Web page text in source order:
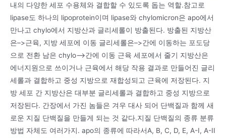
내의 다양한 세포 수용체와 결합할 수 있도록 돕는 역할.참고로
lipase도 하나의 lipoprotein이며 lipase와 chylomicron은 apo에서
만나고 chylo에서 지방산과 글리세롤이 방출된다. 방출된 지방산
은–>근육, 지방 세포에 이동 글리세롤은–>간에 이동하는 포도당
으로 전환 남은 chylo–>간에 이동 근육 세포에서 줄기 지방산은
에너지원으로 쓰이거나 근육에서 해당 작용 결과로 만들어진 글리
세롤과 결합하고 중성 지방으로 재합성되고 근육에 저장된다. 지
방 세포 간 지방산은 대부분 글리세롤과 결합하고 중성 지방으로
저장된다. 간장에서 가진 놈들은 겨우 대사 되어 단백질과 함께 새
로운 지질 단백질을 만들게 되는 것 같다.지질 단백질의 종류 분류
방법 자체도 여러가지. apo의 종류에 따라서A, B, C, D, E, A-I, A-II